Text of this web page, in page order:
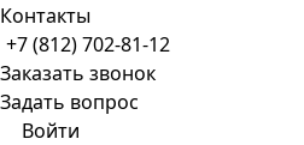
Контакты
+7 (812) 702-81-12
Заказать звонок
Задать вопрос
Войти